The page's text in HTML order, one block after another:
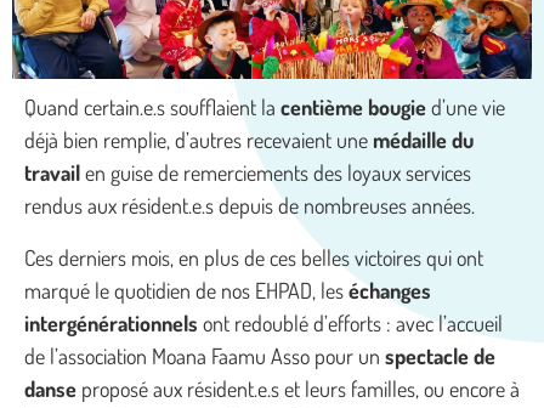
Quand certain.e.s soufflaient la centième bougied’une vie
déjà bien remplie, d’autres recevaient une médaille du
travailen guise de remerciements des loyaux services
rendus aux résident.e.s depuis de nombreuses années.
Ces derniers mois, en plus de ces belles victoires qui ont
marqué le quotidien de nos EHPAD, leséchanges
intergénérationnels ont redoublé d’efforts : avec l’accueil
de l’association Moana Faamu Asso pour un spectacle de
danse proposé aux résident.e.s et leurs familles, ou encore à